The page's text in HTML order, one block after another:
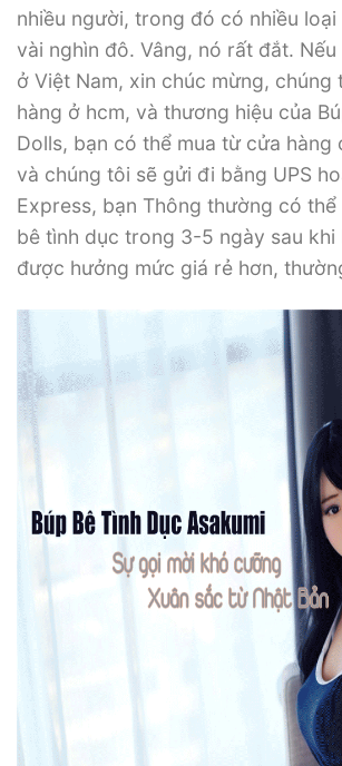
nhiều người, trong đó có nhiều
vài nghìn đô. Vâng, nó rất đắt.
ở Việt Nam, xin chúc mừng, chúng
hàng ở hcm, và thương hiệu của
Dolls, bạn có thể mua từ cửa hàng
và chúng tôi sẽ gửi đi bằng UPS
Express, bạn Thông thường có
bê tình dục trong 3-5 ngày sau khi
được hưởng mức giá rẻ hơn,